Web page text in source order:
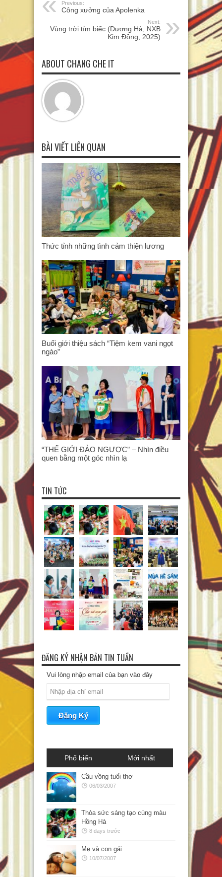
Previous:
Công xưởng của Apolenka
Next:
Vùng trời tím biếc (Dương Hà, NXB
Kim Đồng, 2025)
ABOUT CHANG CHE IT
BÀI VIẾT LIÊN QUAN
Thức tỉnh những tình cảm thiện lương
Buổi giới thiệu sách “Tiệm kem vani ngọt
ngào”
“THẾ GIỚI ĐẢO NGƯỢC” – Nhìn điều
quen bằng một góc nhìn lạ
TIN TỨC
ĐĂNG KÝ NHẬN BẢN TIN TUẦN
Vui lòng nhập email của bạn vào đây
Phổ biến Mới nhất
Cầu vồng tuổi thơ
06/03/2007
Thỏa sức sáng tạo cùng màu
Hồng Hà
8 days trước
Mẹ và con gái
10/07/2007